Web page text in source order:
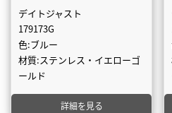
デイトジャスト
179173G
色:ブルー
材質:ステンレス・イエローゴ
ールド
詳細を見る